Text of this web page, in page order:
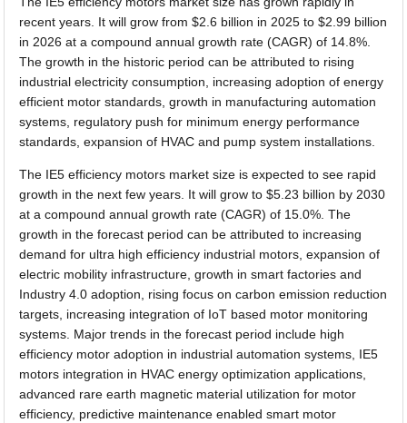
recent years. It will grow from $2.6 billion in 2025 to $2.99 billion
in 2026 at a compound annual growth rate (CAGR) of 14.8%.
The growth in the historic period can be attributed to rising
industrial electricity consumption, increasing adoption of energy
efficient motor standards, growth in manufacturing automation
systems, regulatory push for minimum energy performance
standards, expansion of HVAC and pump system installations.
The IE5 efficiency motors market size is expected to see rapid
growth in the next few years. It will grow to $5.23 billion by 2030
at a compound annual growth rate (CAGR) of 15.0%. The
growth in the forecast period can be attributed to increasing
demand for ultra high efficiency industrial motors, expansion of
electric mobility infrastructure, growth in smart factories and
Industry 4.0 adoption, rising focus on carbon emission reduction
targets, increasing integration of IoT based motor monitoring
systems. Major trends in the forecast period include high
efficiency motor adoption in industrial automation systems, IE5
motors integration in HVAC energy optimization applications,
advanced rare earth magnetic material utilization for motor
efficiency, predictive maintenance enabled smart motor